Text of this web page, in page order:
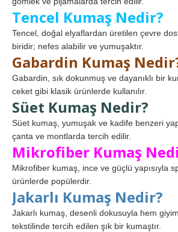
Tencel Kumaş Nedir?
Tencel, doğal elyaflardan üretilen çevre
biridir; nefes alabilir ve yumuşaktır.
Gabardin Kumaş
Gabardin, sık dokunmuş ve dayanıklı bir
ceket gibi klasik ürünlerde kullanılır.
Süet Kumaş Nedir?
Süet kumaş, yumuşak ve kadife benzeri
çanta ve montlarda tercih edilir.
Mikrofiber Kumaş
Mikrofiber kumaş, ince ve güçlü yapısıyla
ürünlerde popülerdir.
Jakarlı Kumaş Nedir?
Jakarlı kumaş, desenli dokusuyla hem
tekstilinde tercih edilen şık bir kumaştır.